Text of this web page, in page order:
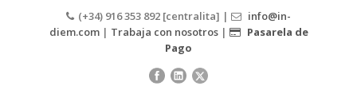
(+34) 916 353 892 [centralita] |
info@in-
diem.com| Trabaja con nosotros|
Pasarela de
Pago